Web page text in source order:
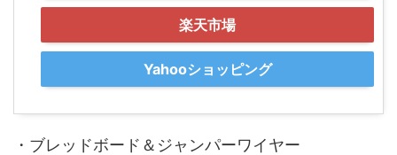
楽天市場
Yahooショッピング
・ブレッドボード＆ジャンパーワイヤー